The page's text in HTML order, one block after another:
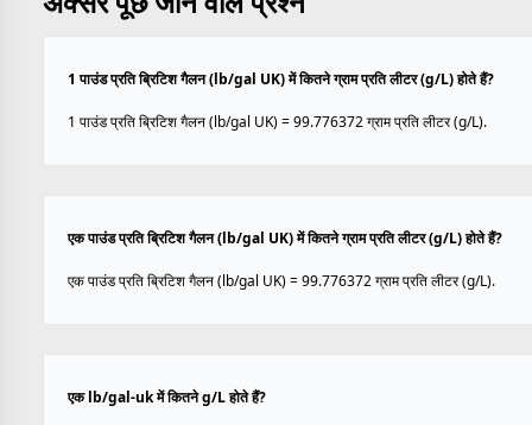
1 पाउंड प्रति ब्रिटिश गैलन (lb/gal UK) में कितने ग्राम प्रति लीटर (g/L) होते हैं?
1 पाउंड प्रति ब्रिटिश गैलन (lb/gal UK) = 99.776372 ग्राम प्रति लीटर (g/L).
एक पाउंड प्रति ब्रिटिश गैलन (lb/gal UK) में कितने ग्राम प्रति लीटर (g/L) होते हैं?
एक पाउंड प्रति ब्रिटिश गैलन (lb/gal UK) = 99.776372 ग्राम प्रति लीटर (g/L).
एक lb/gal-uk में कितने g/L होते हैं?